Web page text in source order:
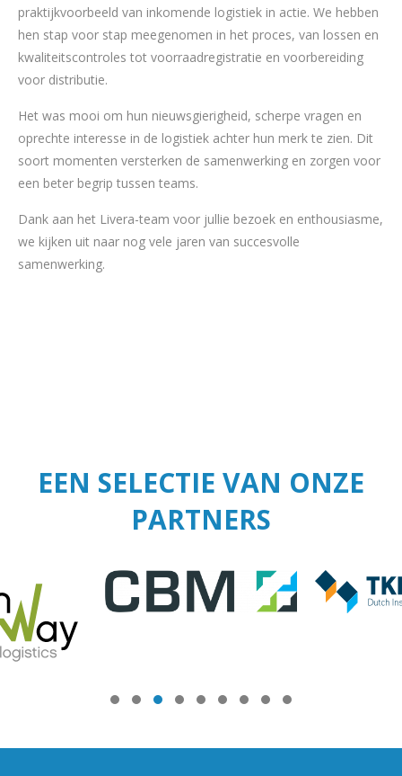
praktijkvoorbeeld van inkomende logistiek in actie. We hebben
hen stap voor stap meegenomen in het proces, van lossen en
kwaliteitscontroles tot voorraadregistratie en voorbereiding
voor distributie.
Het was mooi om hun nieuwsgierigheid, scherpe vragen en
oprechte interesse in de logistiek achter hun merk te zien. Dit
soort momenten versterken de samenwerking en zorgen voor
een beter begrip tussen teams.
Dank aan het Livera-team voor jullie bezoek en enthousiasme,
we kijken uit naar nog vele jaren van succesvolle
samenwerking.
EEN SELECTIE VAN ONZE
PARTNERS